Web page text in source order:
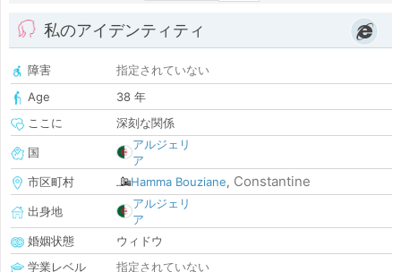
私のアイデンティティ
障害
指定されていない
Age
38 年
ここに
深刻な関係
国
アルジェリ
ア
市区町村
Hamma Bouziane, Constantine
出身地
アルジェリ
ア
婚姻状態
ウィドウ
学業レベル
指定されていない